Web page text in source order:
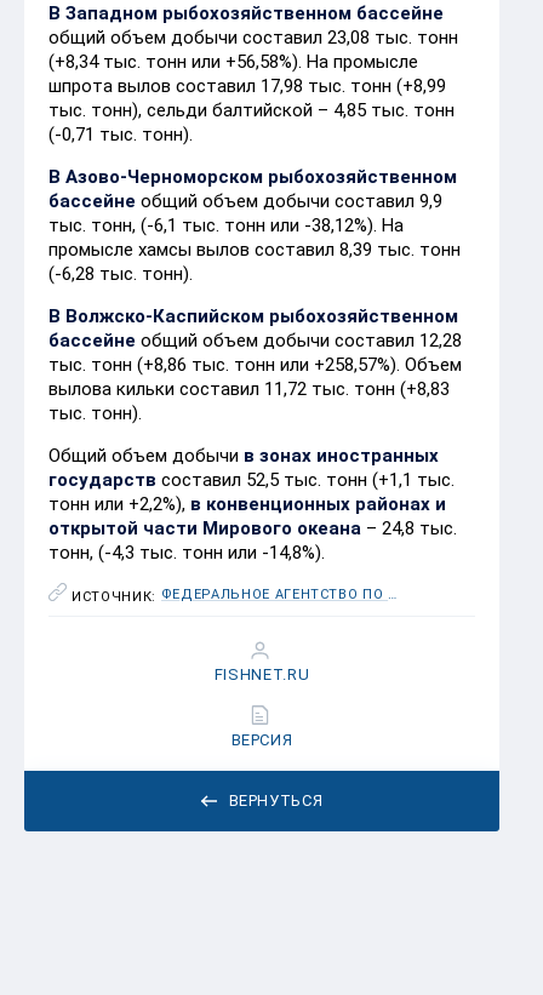
В Западном рыбохозяйственном бассейне
общий объем добычи составил 23,08 тыс. тонн
(+8,34 тыс. тонн или +56,58%). На промысле
шпрота вылов составил 17,98 тыс. тонн (+8,99
тыс. тонн), сельди балтийской – 4,85 тыс. тонн
(-0,71 тыс. тонн).
В Азово-Черноморском рыбохозяйственном
бассейне общий объем добычи составил 9,9
тыс. тонн, (-6,1 тыс. тонн или -38,12%). На
промысле хамсы вылов составил 8,39 тыс. тонн
(-6,28 тыс. тонн).
В Волжско-Каспийском рыбохозяйственном
бассейне общий объем добычи составил 12,28
тыс. тонн (+8,86 тыс. тонн или +258,57%). Объем
вылова кильки составил 11,72 тыс. тонн (+8,83
тыс. тонн).
Общий объем добычи в зонах иностранных
государств составил 52,5 тыс. тонн (+1,1 тыс.
тонн или +2,2%), в конвенционных районах и
открытой части Мирового океана – 24,8 тыс.
тонн, (-4,3 тыс. тонн или -14,8%).
ИСТОЧНИК: ФЕДЕРАЛЬНОЕ АГЕНТСТВО ПО РЫБОЛОВСТВУ (РОСРЫБОЛОВСТВО)
ВЕРНУТЬСЯ
FISHNET.RU
ВЕРСИЯ